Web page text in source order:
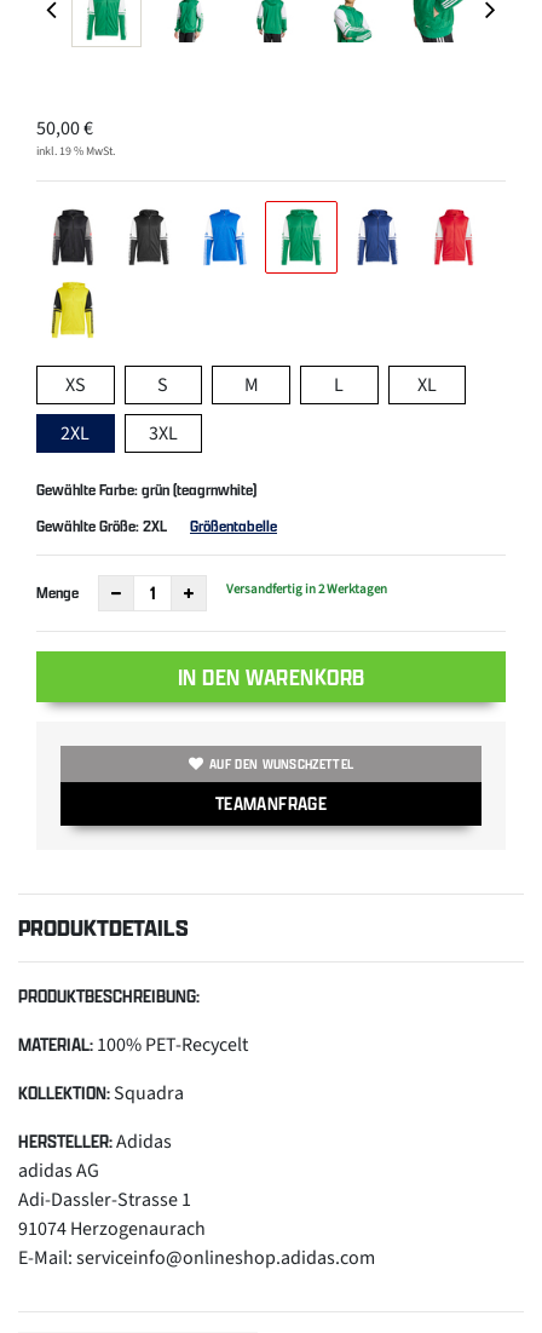
50,00€
inkl. 19 % MwSt.
XS S M L
XL
2XL
3XL
Gewählte Farbe: grün (teagrnwhite)
Gewählte Größe:2XL Größentabelle
Menge Versandfertig in 2 Werktagen
IN DEN WARENKORB
AUF DEN WUNSCHZETTEL
TEAMANFRAGE
PRODUKTDETAILS
PRODUKTBESCHREIBUNG:
MATERIAL: 100% PET-Recycelt
KOLLEKTION:Squadra
HERSTELLER:Adidas
adidas AG
Adi-Dassler-Strasse 1
91074 Herzogenaurach
E-Mail: serviceinfo@onlineshop.adidas.com